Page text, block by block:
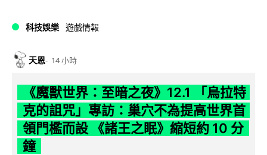
科技娛樂 遊戲情報
天恩 14 小時
《魔獸世界：至暗之夜》12.1 「烏拉特
克的詛咒」專訪：巢穴不為提高世界首
領門檻而設 《諸王之眠》縮短約 10 分
鐘